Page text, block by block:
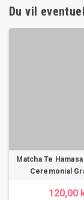
Du vil
Matcha Te
Ceremonial
120,00